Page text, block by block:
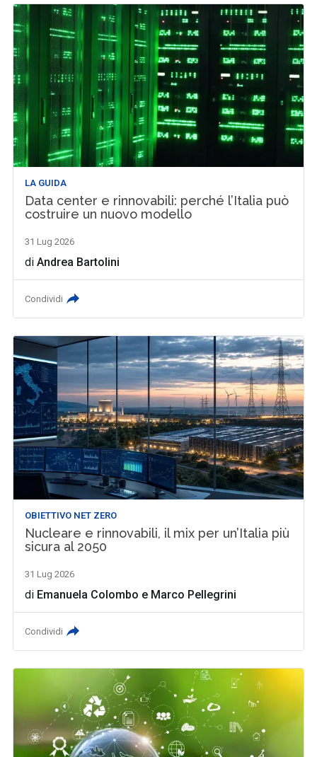
LA GUIDA
Data center e rinnovabili: perché l’Italia può
costruire un nuovo modello
31 Lug 2026
diAndrea Bartolini
Condividi
OBIETTIVO NET ZERO
Nucleare e rinnovabili, il mix per un’Italia più
sicura al 2050
31 Lug 2026
di Emanuela Colombo e Marco Pellegrini
Condividi